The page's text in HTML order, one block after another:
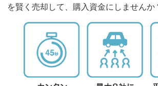
を賢く売却して、購入資金にしませんか